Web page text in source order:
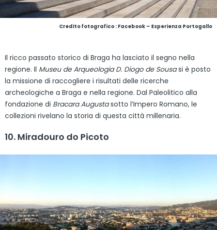
Credito fotografico : Facebook – Esperienza Portogallo
Il ricco passato storico di Braga ha lasciato il segno nella
regione. Il Museu de Arqueologia D. Diogo de Sousasi è posto
la missione di raccogliere i risultati delle ricerche
archeologiche a Braga e nella regione. Dal Paleolitico alla
fondazione di Bracara Augustasotto l’Impero Romano, le
collezioni rivelano la storia di questa città millenaria.
10. Miradouro do Picoto